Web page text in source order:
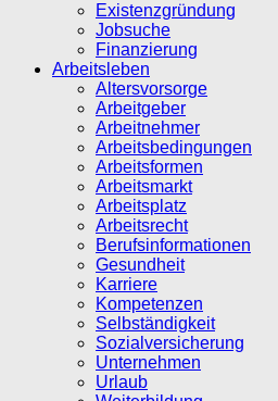
Existenzgründung
Jobsuche
Finanzierung
Arbeitsleben
Altersvorsorge
Arbeitgeber
Arbeitnehmer
Arbeitsbedingungen
Arbeitsformen
Arbeitsmarkt
Arbeitsplatz
Arbeitsrecht
Berufsinformationen
Gesundheit
Karriere
Kompetenzen
Selbständigkeit
Sozialversicherung
Unternehmen
Urlaub